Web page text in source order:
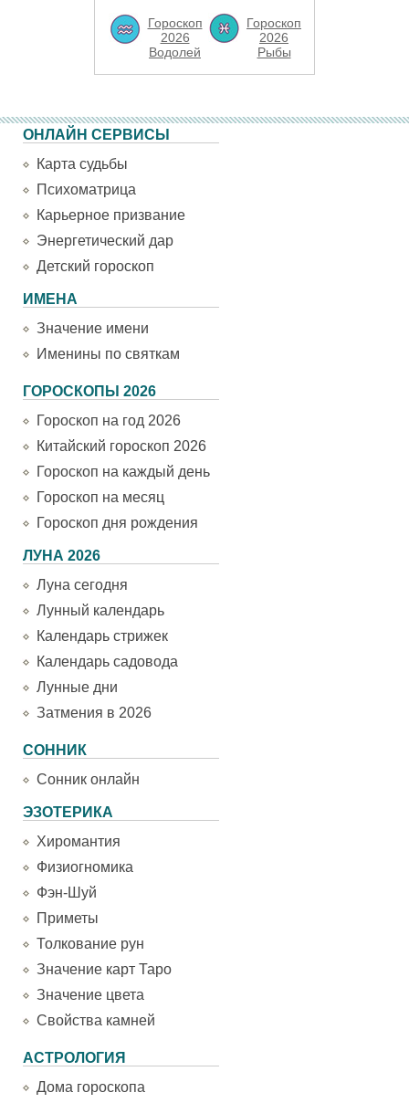
Гороскоп
2026
Водолей
Гороскоп
2026
Рыбы
ОНЛАЙН СЕРВИСЫ
Карта судьбы
Психоматрица
Карьерное призвание
Энергетический дар
Детский гороскоп
ИМЕНА
Значение имени
Именины по святкам
ГОРОСКОПЫ 2026
Гороскоп на год 2026
Китайский гороскоп 2026
Гороскоп на каждый день
Гороскоп на месяц
Гороскоп дня рождения
ЛУНА 2026
Луна сегодня
Лунный календарь
Календарь стрижек
Календарь садовода
Лунные дни
Затмения в 2026
СОННИК
Сонник онлайн
ЭЗОТЕРИКА
Хиромантия
Физиогномика
Фэн-Шуй
Приметы
Толкование рун
Значение карт Таро
Значение цвета
Свойства камней
АСТРОЛОГИЯ
Дома гороскопа